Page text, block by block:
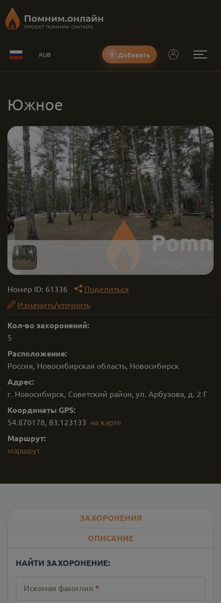
RUB Добавить
Южное
Номер ID: 61336
Поделиться
Изменить/уточнить
Кол-во захоронений:
5
Расположение:
Россия, Новосибирская область, Новосибирск
Адрес:
г. Новосибирск, Советский район, ул. Арбузова, д. 2 Г
Координаты GPS:
54.870178, 83.123133 на карте
Маршрут:
маршрут
ЗАХОРОНЕНИЯ
ОПИСАНИЕ
НАЙТИ ЗАХОРОНЕНИЕ:
Искомая фамилия *